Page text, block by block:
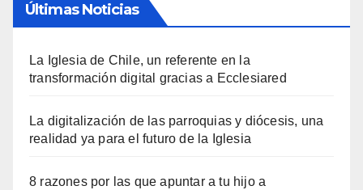
Últimas Noticias
La Iglesia de Chile, un referente en la
transformación digital gracias a Ecclesiared
La digitalización de las parroquias y diócesis, una
realidad ya para el futuro de la Iglesia
8 razones por las que apuntar a tu hijo a